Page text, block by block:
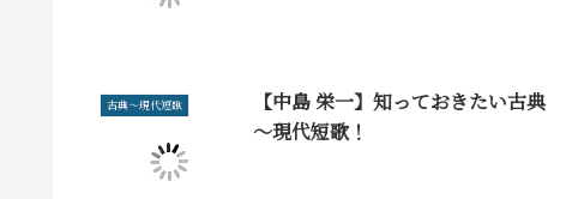
古典～現代短歌
【中島 栄一】知っておきたい古典
～現代短歌！